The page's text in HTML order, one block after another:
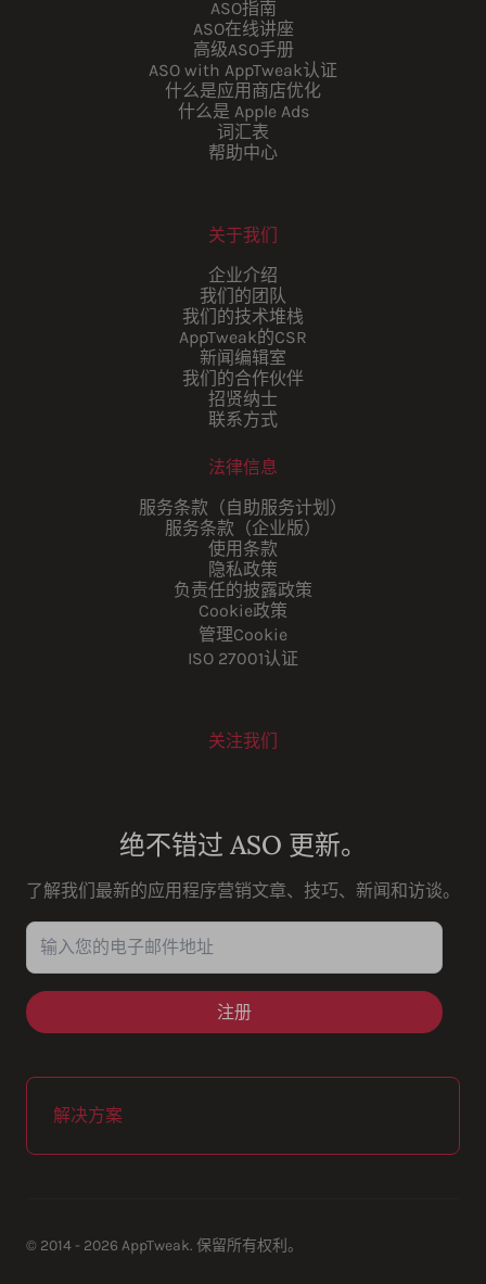
ASO指南
ASO在线讲座
高级ASO手册
ASO with AppTweak认证
什么是应用商店优化
什么是 Apple Ads
词汇表
帮助中心
关于我们
企业介绍
我们的团队
我们的技术堆栈
AppTweak的CSR
新闻编辑室
我们的合作伙伴
招贤纳士
联系方式
法律信息
服务条款（自助服务计划）
服务条款（企业版）
使用条款
隐私政策
负责任的披露政策
Cookie政策
管理Cookie
ISO 27001认证
关注我们
绝不错过 ASO 更新。
了解我们最新的应用程序营销文章、技巧、新闻和访谈。
输入您的电子邮件地址
解决方案
© 2014 - 2026 AppTweak. 保留所有权利。